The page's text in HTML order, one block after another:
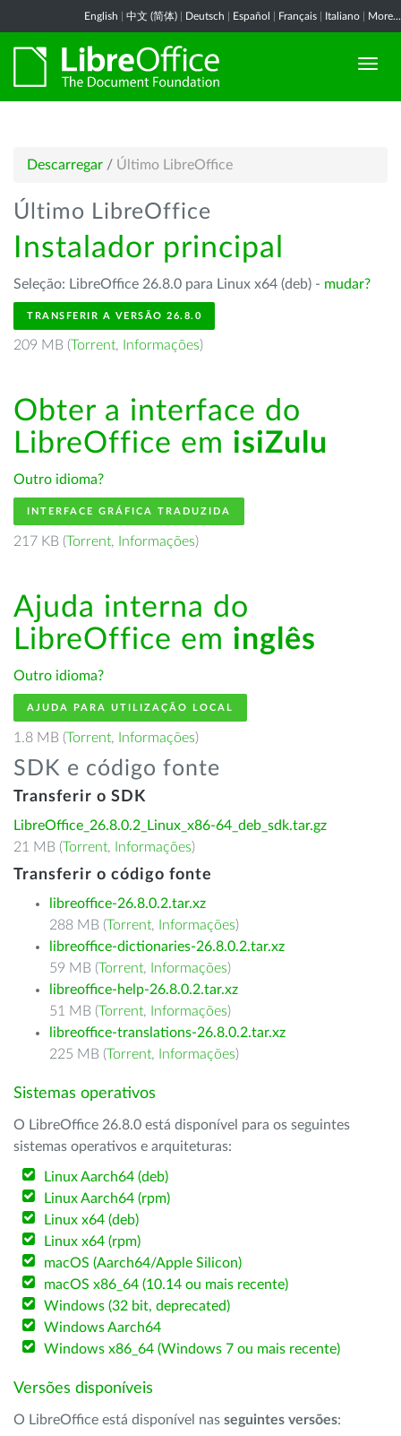
English 中文 (简体) Deutsch Español Français Italiano More...
Descarregar / Último LibreOffice
Último LibreOffice
Instalador principal
Seleção: LibreOffice 26.8.0 para Linux x64 (deb) - mudar?
TRANSFERIR A VERSÃO 26.8.0
209 MB (Torrent, Informações)
Obter a interface do
LibreOffice em isiZulu
Outro idioma?
INTERFACE GRÁFICA TRADUZIDA
217 KB (Torrent, Informações)
Ajuda interna do
LibreOffice em inglês
Outro idioma?
AJUDA PARA UTILIZAÇÃO LOCAL
1.8 MB (Torrent, Informações)
SDK e código fonte
Transferir o SDK
LibreOffice_26.8.0.2_Linux_x86-64_deb_sdk.tar.gz
21 MB (Torrent, Informações)
Transferir o código fonte
libreoffice-26.8.0.2.tar.xz
288 MB (Torrent, Informações)
libreoffice-dictionaries-26.8.0.2.tar.xz
59 MB (Torrent, Informações)
libreoffice-help-26.8.0.2.tar.xz
51 MB (Torrent, Informações)
libreoffice-translations-26.8.0.2.tar.xz
225 MB (Torrent, Informações)
Sistemas operativos
O LibreOffice 26.8.0 está disponível para os seguintes
sistemas operativos e arquiteturas:
Linux Aarch64 (deb)
Linux Aarch64 (rpm)
Linux x64 (deb)
Linux x64 (rpm)
macOS (Aarch64/Apple Silicon)
macOS x86_64 (10.14 ou mais recente)
Windows (32 bit, deprecated)
Windows Aarch64
Windows x86_64 (Windows 7 ou mais recente)
Versões disponíveis
O LibreOffice está disponível nas seguintes versões: